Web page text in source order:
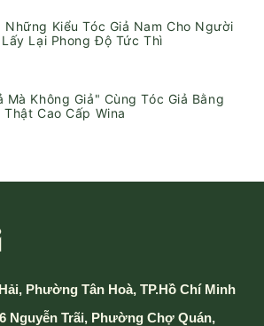
Những Kiểu Tóc Giả Nam Cho Người
Lấy Lại Phong Độ Tức Thì
Mà Không Giả" Cùng Tóc Giả Bằng
Thật Cao Cấp Wina
Phường Tân Hoà, TP.Hồ Chí Minh
Nguyễn Trãi, Phường Chợ Quán,